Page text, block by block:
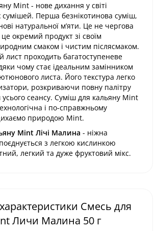
Mint - нове дихання у світі
сумішей. Перша безнікотинова суміш,
натуральної м’яти. Це не чергова
окремий продукт зі своїм
смаком і чистим післясмаком.
проходить багатоступеневе
чому стає ідеальним замінником
листа. Його текстура легко
розкриваючи повну палітру
сеансу. Суміш для кальяну Mint
і по-справжньому
природою Mint.
Mint Лічі Малина - ніжна
поєднується з легкою кислинкою
легкий та дуже фруктовий мікс.
Смесь для
Личи Малина 50 г